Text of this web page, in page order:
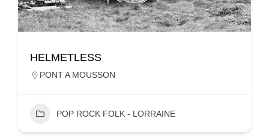
HELMETLESS
PONT A MOUSSON
POP ROCK FOLK - LORRAINE